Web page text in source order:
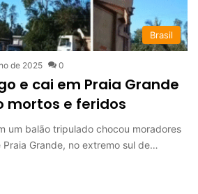
Brasil
de 2025 0
e cai em Praia Grande
mortos e feridos
um balão tripulado chocou moradores
Grande, no extremo sul de…